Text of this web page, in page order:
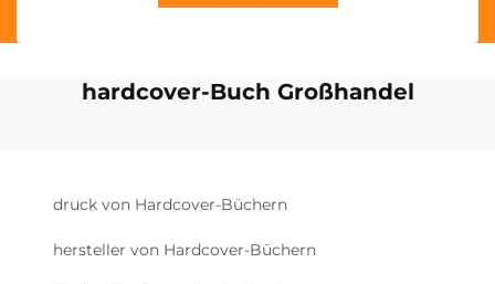
hardcover-Buch Großhandel
druck von Hardcover-Büchern
hersteller von Hardcover-Büchern